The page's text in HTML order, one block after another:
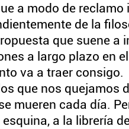
a modo de reclamo
de la
que suene a
a largo plazo en
va a traer consigo.
que nos quejamos
mueren cada día.
a la librería